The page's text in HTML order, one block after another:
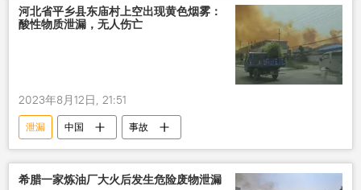
河北省平乡县东庙村上空出现黄色烟雾：
酸性物质泄漏，无人伤亡
2023年8月12日, 21:51
泄漏 中国 事故
希腊一家炼油厂大火后发生危险废物泄漏